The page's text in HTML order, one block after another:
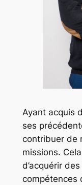
Ayant acquis
ses
contribuer de
missions.
d’acquérir
compétences